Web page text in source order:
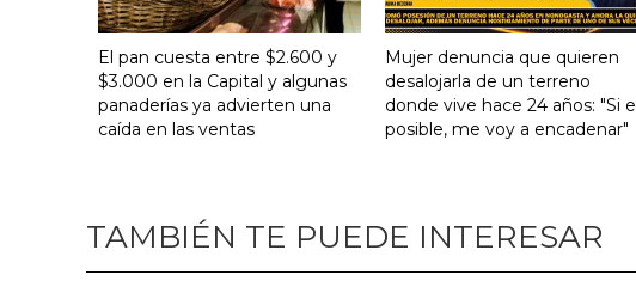
El pan cuesta entre $2.600 y
$3.000 en la Capital y algunas
panaderías ya advierten una
caída en las ventas
Mujer denuncia que quieren
desalojarla de un terreno
donde vive hace 24 años: "Si
posible, me voy a encadenar"
TAMBIÉN TE PUEDE INTERESAR